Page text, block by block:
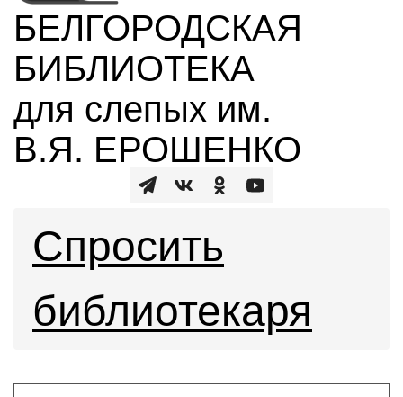
БЕЛГОРОДСКАЯ
БИБЛИОТЕКА
для слепых им.
В.Я. ЕРОШЕНКО
Спросить
библиотекаря